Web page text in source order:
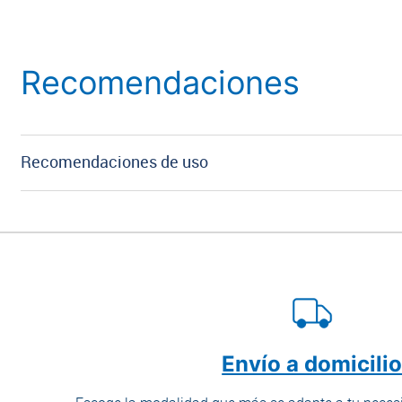
Recomendaciones
Recomendaciones de uso
Envío a domicilio